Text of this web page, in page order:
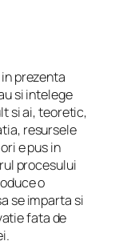
prezenta
si intelege
si ai, teoretic,
resursele
e pus in
procesului
o
se imparta si
fata de